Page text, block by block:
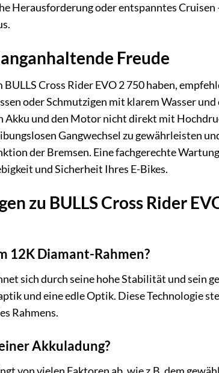
Herausforderung oder entspanntes
Freude
Cross Rider EVO 2 750 haben,
oder Schmutzigen mit klarem Wasser
Akku und den Motor nicht direkt mit
Gangwechsel zu gewährleisten
der Bremsen. Eine fachgerechte
und Sicherheit Ihres E-Bikes.
zu BULLS Cross Rider
12K Diamant-Rahmen?
sich durch seine hohe Stabilität und sein
und eine edle Optik. Diese
Rahmens.
Akkuladung?